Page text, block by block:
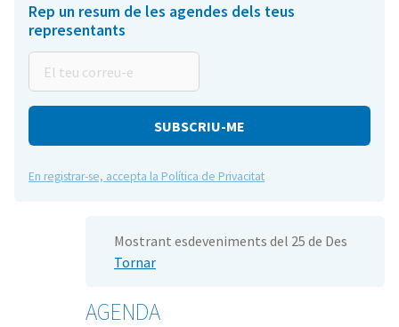
Rep un resum de les agendes dels teus
representants
teu
correu-
En registrar-se, accepta la Política de Privacitat
Mostrant esdeveniments del 25 de Des
Tornar
AGENDA